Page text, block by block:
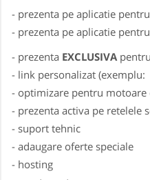
- prezenta pe aplicatie
- prezenta pe aplicatie
- prezenta EXCLUSIVApentru
- link personalizat (exemplu:
- optimizare pentru motoare
- prezenta activa pe retelele
- suport tehnic
- adaugare oferte speciale
- hosting